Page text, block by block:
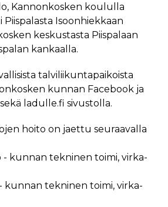
Kannonkosken koululla
Isoonhiekkaan
keskustasta Piispalaan
kankaalla.
talviliikuntapaikoista
kunnan Facebook ja
ladulle.fi sivustolla.
hoito on jaettu seuraavalla
- kunnan tekninen toimi, virka-
kunnan tekninen toimi, virka-